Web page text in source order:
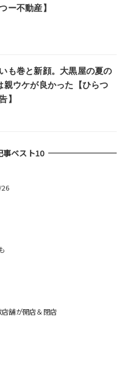
ー不動産】
も巻と新顔。大黒屋の夏の
親ウケが良かった【ひらつ
】
事ベスト10
舗が開店＆閉店